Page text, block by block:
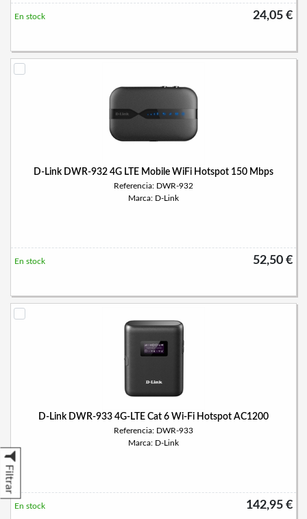
Filtrar
24,05 €
En stock
D-Link DWR-932 4G LTE Mobile WiFi Hotspot 150 Mbps
Referencia: DWR-932
Marca: D-Link
52,50 €
En stock
D-Link DWR-933 4G-LTE Cat 6 Wi-Fi Hotspot AC1200
Referencia: DWR-933
Marca: D-Link
142,95 €
En stock